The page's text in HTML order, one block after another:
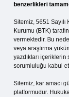
benzerlikleri
Sitemiz, 5651
Kurumu (BTK)
vermektedir. Bu
veya araştırma
yazdıkları
sorumluluğu kabul
Sitemiz, kar amacı
platformudur.